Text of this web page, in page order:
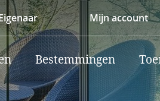
Mijn account
Bestemmingen